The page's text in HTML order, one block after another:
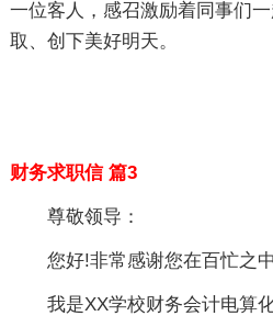
一位客人，感召激励着同事们
取、创下美好明天。
财务求职信 篇3
尊敬领导：
您好!非常感谢您在百忙之
我是XX学校财务会计电算